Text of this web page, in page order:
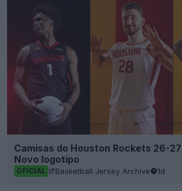
Camisas do Houston Rockets 26-
Novo logotipo
OFICIAL Basketball Jersey Archive 1d